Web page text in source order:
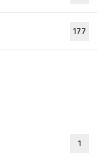
177
1